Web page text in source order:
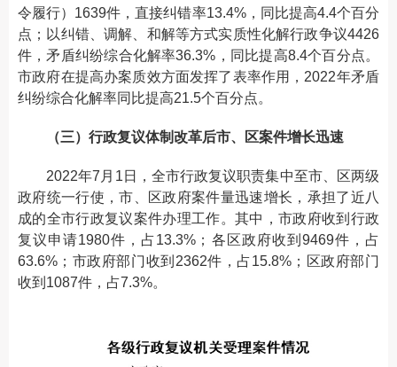
令履行）1639件，直接纠错率13.4%，同比提高4.4个百分
点；以纠错、调解、和解等方式实质性化解行政争议4426
件，矛盾纠纷综合化解率36.3%，同比提高8.4个百分点。
市政府在提高办案质效方面发挥了表率作用，2022年矛盾
纠纷综合化解率同比提高21.5个百分点。
（三）行政复议体制改革后市、区案件增长迅速
2022年7月1日，全市行政复议职责集中至市、区两级
政府统一行使，市、区政府案件量迅速增长，承担了近八
成的全市行政复议案件办理工作。其中，市政府收到行政
复议申请1980件，占13.3%；各区政府收到9469件，占
63.6%；市政府部门收到2362件，占15.8%；区政府部门
收到1087件，占7.3%。